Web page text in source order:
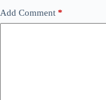
Add Comment *